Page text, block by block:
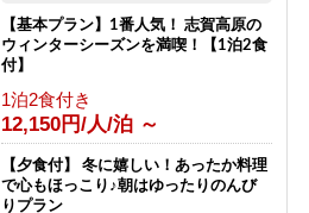
1泊2食付き
16,000円/人/泊 ～
アメニティが付かないけどお得に泊ま
れる ≪1泊2食ＥＣＯプラン≫
1泊2食付き
16,200円/人/泊 ～
【基本プラン】1番人気！ 志賀高原の
ウィンターシーズンを満喫！【1泊2食
付】
1泊2食付き
12,150円/人/泊 ～
【夕食付】 冬に嬉しい！あったか料理
で心もほっこり♪朝はゆったりのんび
りプラン